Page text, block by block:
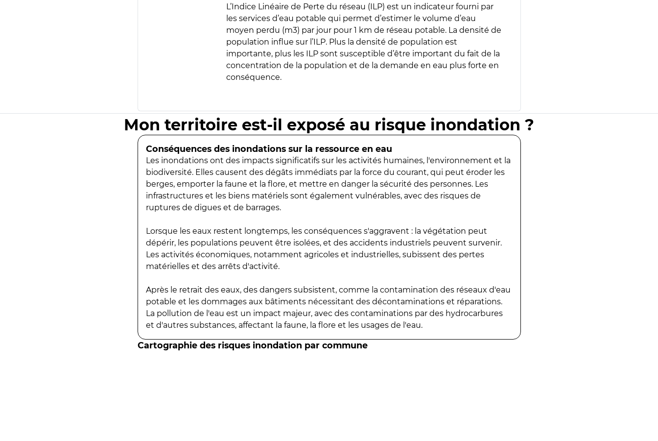
L’Indice Linéaire de Perte du réseau (ILP) est un indicateur fourni par
les services d’eau potable qui permet d’estimer le volume d’eau
moyen perdu (m3) par jour pour 1 km de réseau potable. La densité de
population influe sur l’ILP. Plus la densité de population est
importante, plus les ILP sont susceptible d’être important du fait de la
concentration de la population et de la demande en eau plus forte en
conséquence.
Mon territoire est-il exposé au risque inondation ?
Conséquences des inondations sur la ressource en eau
Les inondations ont des impacts significatifs sur les activités humaines, l'environnement et la
biodiversité. Elles causent des dégâts immédiats par la force du courant, qui peut éroder les
berges, emporter la faune et la flore, et mettre en danger la sécurité des personnes. Les
infrastructures et les biens matériels sont également vulnérables, avec des risques de
ruptures de digues et de barrages.
Lorsque les eaux restent longtemps, les conséquences s'aggravent : la végétation peut
dépérir, les populations peuvent être isolées, et des accidents industriels peuvent survenir.
Les activités économiques, notamment agricoles et industrielles, subissent des pertes
matérielles et des arrêts d'activité.
Après le retrait des eaux, des dangers subsistent, comme la contamination des réseaux d'eau
potable et les dommages aux bâtiments nécessitant des décontaminations et réparations.
La pollution de l'eau est un impact majeur, avec des contaminations par des hydrocarbures
et d'autres substances, affectant la faune, la flore et les usages de l'eau.
Cartographie des risques inondation par commune